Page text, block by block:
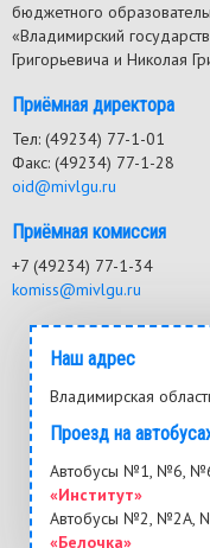
бюджетного
«Владимирский
Григорьевича и Николая
Приёмная директора
Тел: (49234) 77-1-01
Факс: (49234) 77-1-28
oid@mivlgu.ru
Приёмная комиссия
+7 (49234) 77-1-34
komiss@mivlgu.ru
Наш адрес
Владимирская
Проезд на
Автобусы №1, №6,
«Институт»
Автобусы №2, №2А,
«Белочка»